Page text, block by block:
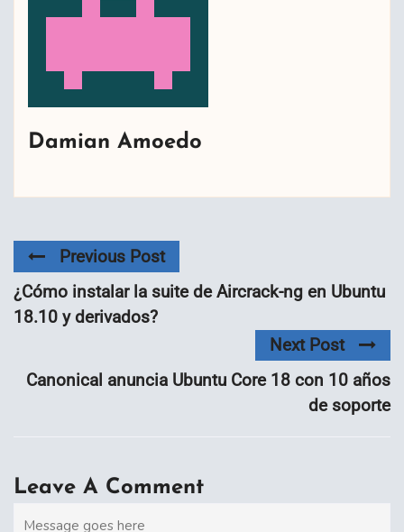
Damian Amoedo
Previous Post
¿Cómo instalar la suite de Aircrack-ng en Ubuntu
18.10 y derivados?
Next Post
Canonical anuncia Ubuntu Core 18 con 10 años
de soporte
Leave A Comment